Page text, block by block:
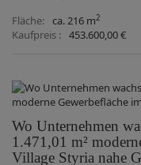
Fläche
ca. 216 m2
Kaufpreis 453.600,00 €
Wo Unternehmen
1.471,01 m²
Village Styria nahe